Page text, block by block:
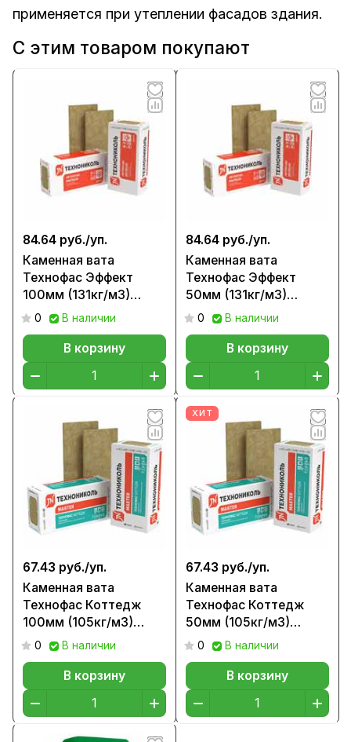
применяется при утеплении фасадов здания.
С этим товаром покупают
84.64 руб./уп.
Каменная вата
Технофас Эффект
100мм (131кг/м3)
0,216м3/уп
0 В наличии
В корзину
84.64 руб./уп.
Каменная вата
Технофас Эффект
50мм (131кг/м3)
0,216м3/уп
0 В наличии
В корзину
67.43 руб./уп.
Каменная вата
Технофас Коттедж
100мм (105кг/м3)
0,216м3/уп
0 В наличии
В корзину
ХИТ
67.43 руб./уп.
Каменная вата
Технофас Коттедж
50мм (105кг/м3)
0,216м3/уп
0 В наличии
В корзину